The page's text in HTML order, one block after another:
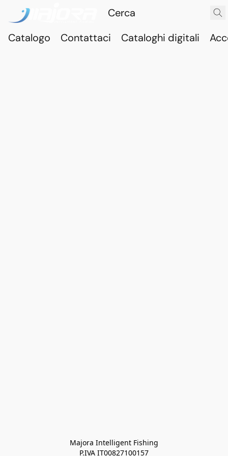
Catalogo Contattaci Cataloghi digitali
Majora Intelligent Fishing
P.IVA IT00827100157